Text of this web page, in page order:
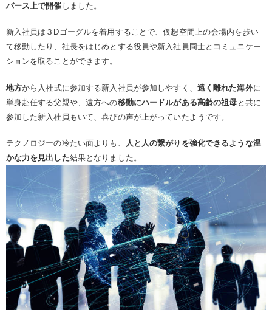
バース上で開催 しました。
新入社員は３Dゴーグルを着用することで、仮想空間上の会場内を歩い
て移動したり、社長をはじめとする役員や新入社員同士とコミュニケー
ションを取ることができます。
地方から入社式に参加する新入社員が参加しやすく、 遠く離れた海外に
単身赴任する父親や、遠方への移動にハードルがある高齢の祖母 と共に
参加した新入社員もいて、喜びの声が上がっていたようです。
テクノロジーの冷たい面よりも、 人と人の繋がりを強化できるような温
かな力を見出した結果となりました。